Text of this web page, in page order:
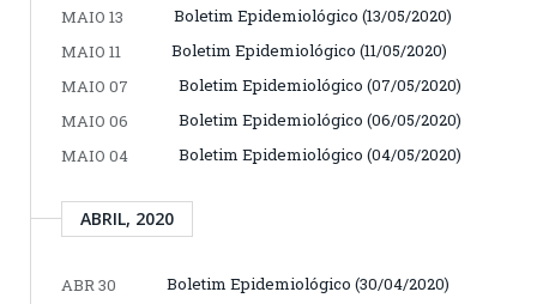
MAIO 13
Boletim Epidemiológico (13/05/2020)
MAIO 11
Boletim Epidemiológico (11/05/2020)
MAIO 07
Boletim Epidemiológico (07/05/2020)
MAIO 06
Boletim Epidemiológico (06/05/2020)
MAIO 04
Boletim Epidemiológico (04/05/2020)
ABRIL, 2020
ABR 30
Boletim Epidemiológico (30/04/2020)